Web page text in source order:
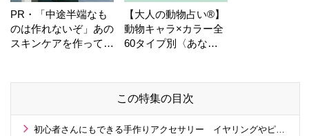
PR・「中途半端なも
のは作れないぞ」あの
スキンケアを作ってい
【大人の動物占い®】
動物キャラ×カラー全
60タイプ別〈あなた
この特集の目次
初心者さんにもできる手作りアクセサリー イヤリングやピアスの作り方